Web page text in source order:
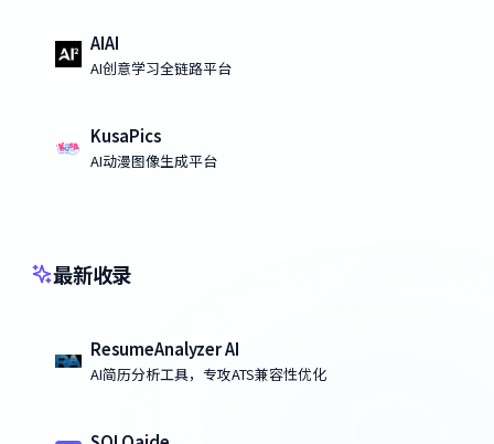
AIAI
AI创意学习全链路平台
KusaPics
AI动漫图像生成平台
最新收录
ResumeAnalyzer AI
AI简历分析工具，专攻ATS兼容性优化